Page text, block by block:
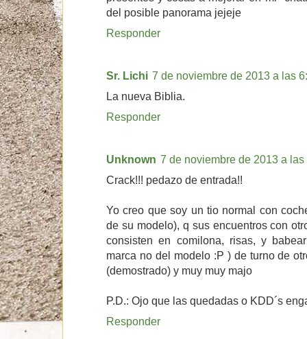
del posible panorama jejeje
Responder
Sr. Lichi 7 de noviembre de 2013 a las
La nueva Biblia.
Responder
Unknown 7 de noviembre de 2013 a las
Crack!!! pedazo de entrada!!
Yo creo que soy un tio normal con
de su modelo), q sus encuentros con
consisten en comilona, risas, y
marca no del modelo :P ) de turno de
(demostrado) y muy muy majo
P.D.: Ojo que las quedadas o KDD´s
Responder